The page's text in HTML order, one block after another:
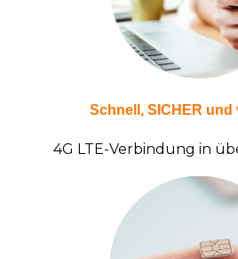
Schnell, SICHER und
4G LTE-Verbindung in